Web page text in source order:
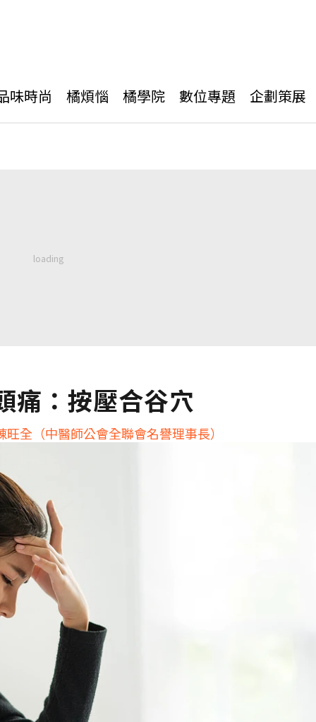
味時尚 橘煩惱 橘學院 數位專題 企劃策展
痛：按壓合谷穴
全（中醫師公會全聯會名譽理事長）